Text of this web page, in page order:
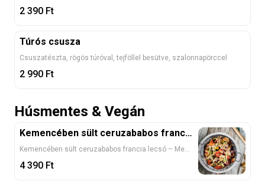
2 390 Ft
Túrós csusza
Csuszatészta, rögös túróval, tejföllel besütve, szalonnapörccel
2 990 Ft
Húsmentes & Vegán
Kemencében sült ceruzababos francia lecsó
4 390 Ft